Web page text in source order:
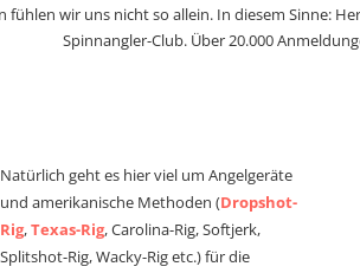
fühlen wir uns nicht so allein. In diesem Sinne:
Spinnangler-Club. Über 20.000
Natürlich geht es hier viel um Angelgeräte
und amerikanische Methoden (Dropshot-
Rig,Texas-Rig, Carolina-Rig, Softjerk,
Splitshot-Rig, Wacky-Rig etc.) für die